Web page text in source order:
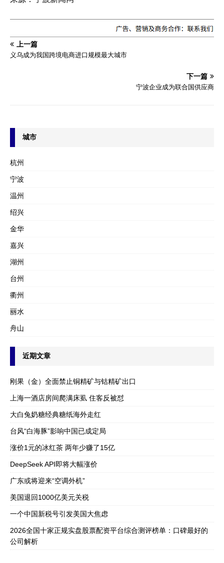
上一篇
义乌成为我国跨境电商进口规模最大城市
下一篇
宁波企业成为联合国供应商
城市
杭州
宁波
温州
绍兴
金华
嘉兴
湖州
台州
衢州
丽水
舟山
近期文章
刚果（金）全面禁止铜精矿与钴精矿出口
上海一酒店房间爬满床虱 住客反被怼
大白兔奶糖经典糖纸海外走红
台风“白海豚”影响中国已成定局
涨价1元的冰红茶 两年少赚了15亿
DeepSeek API即将大幅涨价
广东或将迎来“空调外机”
美国退回1000亿美元关税
一个中国新税号引发美国大焦虑
2026全国十家正规实盘股票配资平台综合测评榜单：口碑最好的
公司解析